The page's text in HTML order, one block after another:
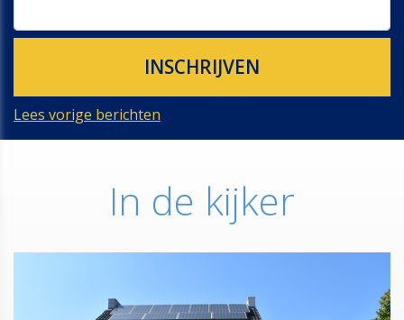
Lees vorige berichten
In de kijker